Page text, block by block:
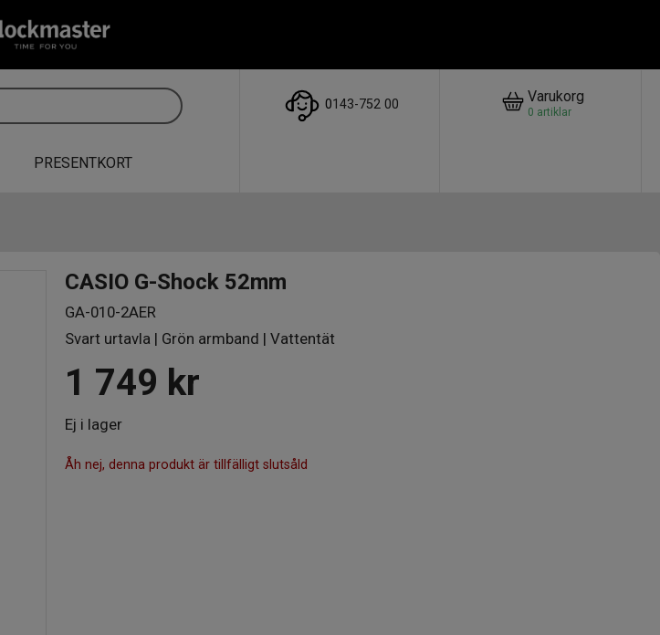
0143-752 00 Varukorg
0 artiklar
PRESENTKORT
CASIO G-Shock 52mm
GA-010-2AER
Svart urtavla | Grön armband | Vattentät
1 749 kr
Ej i lager
Åh nej, denna produkt är tillfälligt slutsåld